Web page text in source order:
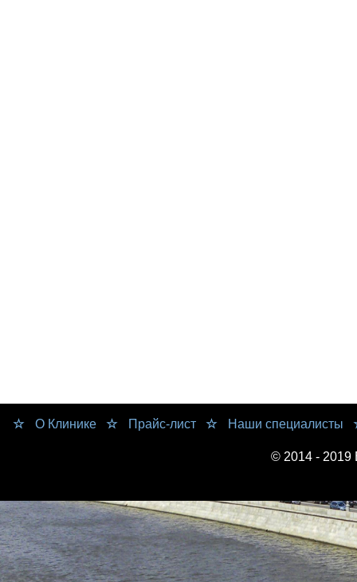
О Клинике Прайс-лист Наши специалисты
© 2014 -